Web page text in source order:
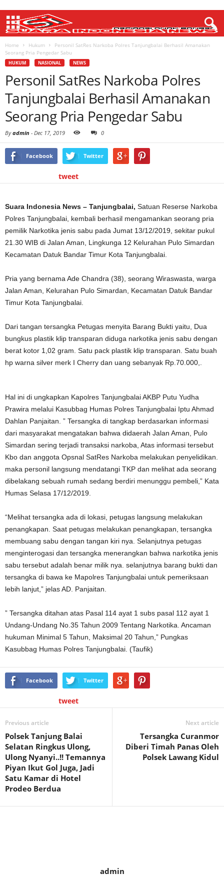
Home Hukum
Personil SatRes Narkoba Polres Tanjungbalai Berhasil Amanakan
Seorang Pria Pengedar Sabu
HUKUM NASIONAL NEWS
Personil SatRes Narkoba Polres
Tanjungbalai Berhasil Amanakan
Seorang Pria Pengedar Sabu
Byadmin - Dec 17, 2019 0
Facebook Twitter
tweet
Suara Indonesia News – Tanjungbalai, Satuan Reserse Narkoba
Polres Tanjungbalai, kembali berhasil mengamankan seorang pria
pemilik Narkotika jenis sabu pada Jumat 13/12/2019, sekitar pukul
21.30 WIB di Jalan Aman, Lingkunga 12 Kelurahan Pulo Simardan
Kecamatan Datuk Bandar Timur Kota Tanjungbalai.
Pria yang bernama Ade Chandra (38), seorang Wiraswasta, warga
Jalan Aman, Kelurahan Pulo Simardan, Kecamatan Datuk Bandar
Timur Kota Tanjungbalai.
Dari tangan tersangka Petugas menyita Barang Bukti yaitu, Dua
bungkus plastik klip transparan diduga narkotika jenis sabu dengan
berat kotor 1,02 gram. Satu pack plastik klip transparan. Satu buah
hp warna silver merk I Cherry dan uang sebanyak Rp.70.000,.
Hal ini di ungkapkan Kapolres Tanjungbalai AKBP Putu Yudha
Prawira melalui Kasubbag Humas Polres Tanjungbalai Iptu Ahmad
Dahlan Panjaitan. ” Tersangka di tangkap berdasarkan informasi
dari masyarakat mengatakan bahwa didaerah Jalan Aman, Pulo
Simardan sering terjadi transaksi narkoba, Atas informasi tersebut
Kbo dan anggota Opsnal SatRes Narkoba melakukan penyelidikan.
maka personil langsung mendatangi TKP dan melihat ada seorang
dibelakang sebuah rumah sedang berdiri menunggu pembeli,” Kata
Humas Selasa 17/12/2019.
“Melihat tersangka ada di lokasi, petugas langsung melakukan
penangkapan. Saat petugas melakukan penangkapan, tersangka
membuang sabu dengan tangan kiri nya. Selanjutnya petugas
menginterogasi dan tersangka menerangkan bahwa narkotika jenis
sabu tersebut adalah benar milik nya. selanjutnya barang bukti dan
tersangka di bawa ke Mapolres Tanjungbalai untuk pemeriksaan
lebih lanjut,” jelas AD. Panjaitan.
” Tersangka ditahan atas Pasal 114 ayat 1 subs pasal 112 ayat 1
Undang-Undang No.35 Tahun 2009 Tentang Narkotika. Ancaman
hukuman Minimal 5 Tahun, Maksimal 20 Tahun,” Pungkas
Kasubbag Humas Polres Tanjungbalai. (Taufik)
Facebook Twitter
tweet
Previous article
Polsek Tanjung Balai
Selatan Ringkus Ulong,
Ulong Nyanyi..!! Temannya
Piyan Ikut Gol Juga, Jadi
Satu Kamar di Hotel
Prodeo Berdua
Next article
Tersangka Curanmor
Diberi Timah Panas Oleh
Polsek Lawang Kidul
admin